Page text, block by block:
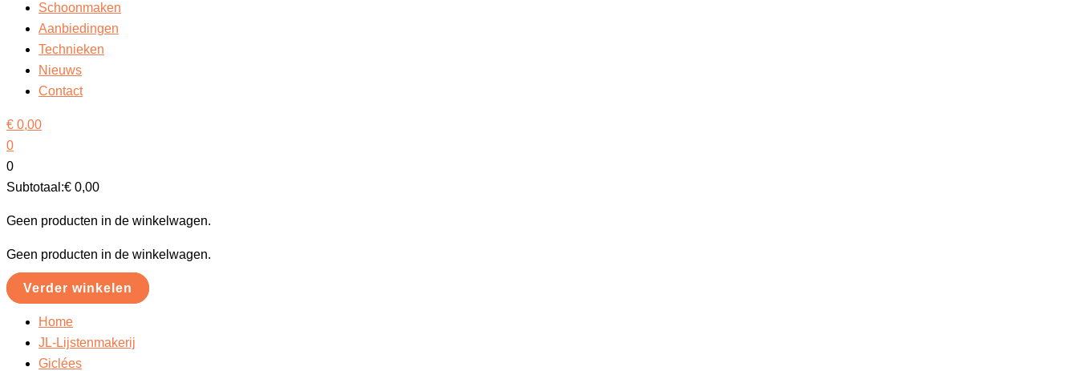
Schoonmaken
Aanbiedingen
Technieken
Nieuws
Contact
€ 0,00
0
0
Subtotaal:€ 0,00
Geen producten in de winkelwagen.
Geen producten in de winkelwagen.
Verder winkelen
Home
JL-Lijstenmakerij
Giclées